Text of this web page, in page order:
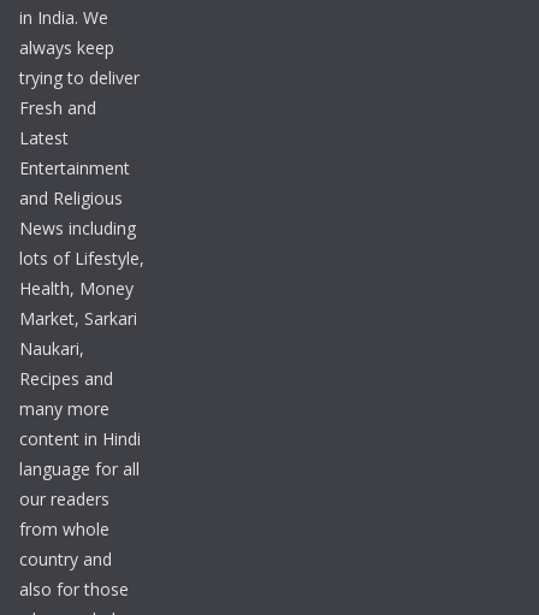
in India. We
always keep
trying to deliver
Fresh and
Latest
Entertainment
and Religious
News including
lots of Lifestyle,
Health, Money
Market, Sarkari
Naukari,
Recipes and
many more
content in Hindi
language for all
our readers
from whole
country and
also for those